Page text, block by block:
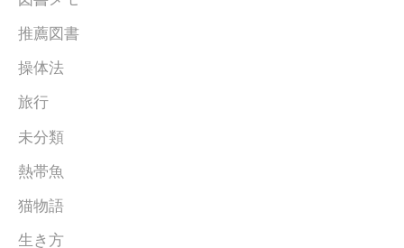
推薦図書
操体法
旅行
未分類
熱帯魚
猫物語
生き方